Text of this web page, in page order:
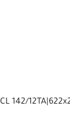
142/